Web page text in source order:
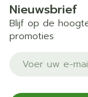
Nieuwsbrief
Blijf op de
promoties
E-mail adres